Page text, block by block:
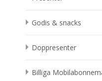
Godis & snacks
Doppresenter
Billiga